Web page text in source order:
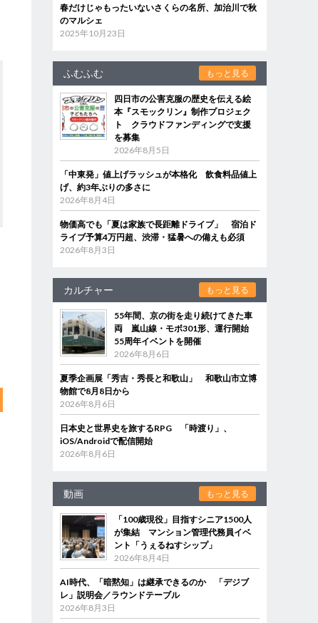
春だけじゃもったいないさくらの名所、加治川で秋
のマルシェ
2025年10月23日
ふむふむ もっと見る
四日市の公害克服の歴史を伝える絵
本『スモックリン』制作プロジェク
ト クラウドファンディングで支援
を募集
2026年8月5日
「中東発」値上げラッシュが本格化 飲食料品値上
げ、約3年ぶりの多さに
2026年8月4日
物価高でも「夏は家族で長距離ドライブ」 宿泊ド
ライブ予算4万円超、渋滞・猛暑への備えも必須
2026年8月3日
カルチャー もっと見る
55年間、京の街を走り続けてきた車
両 嵐山線・モボ301形、運行開始
55周年イベントを開催
2026年8月6日
夏季企画展「秀吉・秀長と和歌山」 和歌山市立博
物館で8月8日から
2026年8月6日
日本史と世界史を旅するRPG 「時渡り」、
iOS/Androidで配信開始
2026年8月6日
動画 もっと見る
「100歳現役」目指すシニア1500人
が集結 マンション管理代務員イベ
ント「うぇるねすシップ」
2026年8月4日
AI時代、「暗黙知」は継承できるのか 「デジブ
レ」説明会／ラウンドテーブル
2026年8月3日